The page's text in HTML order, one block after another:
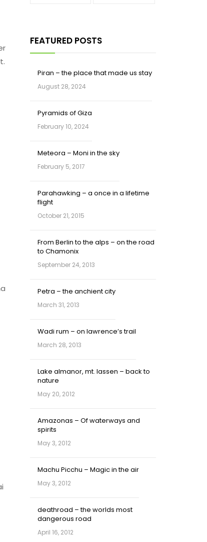
FEATURED POSTS
Piran – the place that made us stay
August 28, 2024
Pyramids of Giza
February 10, 2024
Meteora – Moni in the sky
February 5, 2017
Parahawking – a once in a lifetime
flight
October 21, 2015
From Berlin to the alps – on the road
to Chamonix
September 24, 2013
Petra – the anchient city
March 31, 2013
Wadi rum – on lawrence’s trail
March 28, 2013
Lake almanor, mt. lassen – back to
nature
May 20, 2012
Amazonas – Of waterways and
spirits
May 3, 2012
Machu Picchu – Magic in the air
May 3, 2012
deathroad – the worlds most
dangerous road
April 16, 2012